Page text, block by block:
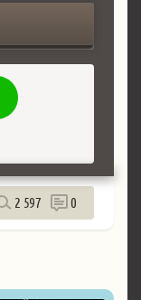
2 597 0